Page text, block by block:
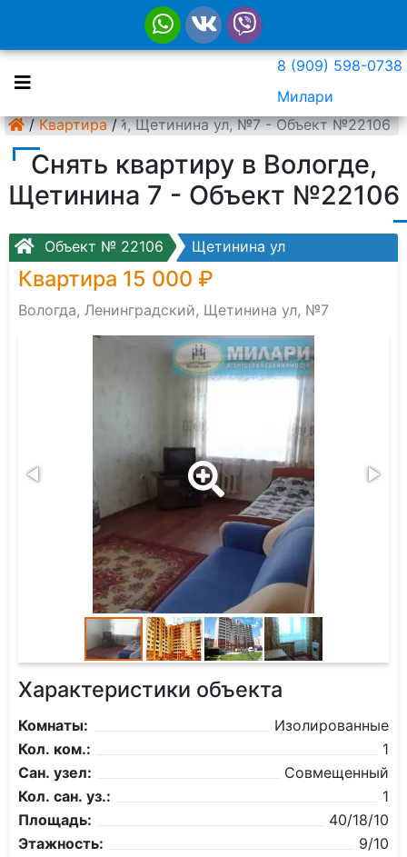
8 (909) 598-0738
Милари
/ Квартира /
Ленинградский, Щетинина ул, №7 - Объект №22106
Снять квартиру в Вологде,
Щетинина 7 - Объект №22106
Объект № 22106 Щетинина ул
Квартира 15 000 ₽
Вологда, Ленинградский, Щетинина ул, №7
Характеристики объекта
Комнаты:
Изолированные
Кол. ком.:
1
Сан. узел:
Совмещенный
Кол. сан. уз.:
1
Площадь:
40/18/10
Этажность:
9/10